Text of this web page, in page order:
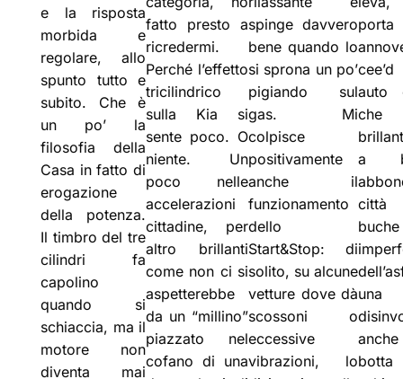
e la risposta
morbida e
regolare, allo
spunto tutto e
subito. Che è
un po’ la
filosofia della
Casa in fatto di
erogazione
della potenza.
Il timbro del tre
cilindri fa
capolino
quando si
schiaccia, ma il
motore non
diventa mai
fatto presto a
ricredermi.
Perché l’effetto
tricilindrico
sulla Kia si
sente poco. O
niente. Un
poco nelle
accelerazioni
cittadine, per
altro brillanti
come non ci si
aspetterebbe
da un “millino”
piazzato nel
cofano di una
spinge davvero
bene quando lo
si sprona un po’
pigiando sul
gas. Mi
colpisce
positivamente
anche il
funzionamento
dello
Start&Stop: di
solito, su alcune
vetture dove dà
scossoni o
eccessive
vibrazioni, lo
auto
che
a
città